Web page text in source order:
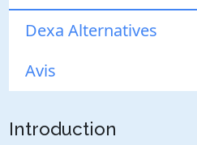
Dexa Alternatives
Avis
Introduction